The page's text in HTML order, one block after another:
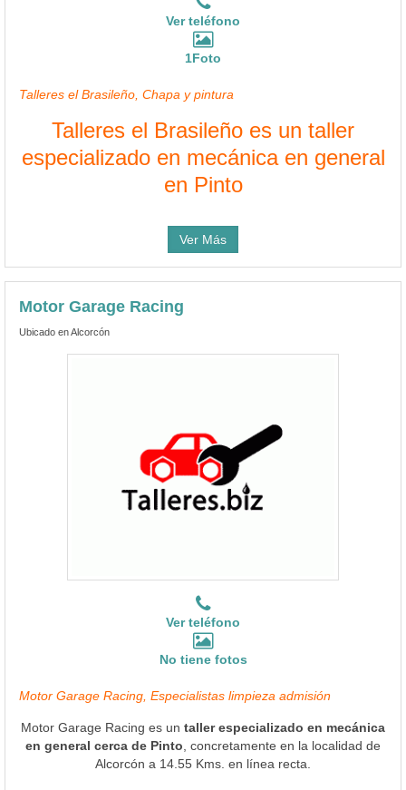
Ver teléfono
1Foto
Talleres el Brasileño, Chapa y pintura
Talleres el Brasileño es un taller
especializado en mecánica en general
en Pinto
Ver Más
Motor Garage Racing
Ubicado en Alcorcón
Ver teléfono
No tiene fotos
Motor Garage Racing, Especialistas limpieza admisión
Motor Garage Racing es un taller especializado en mecánica
en general cerca de Pinto , concretamente en la localidad de
Alcorcón a 14.55 Kms. en línea recta.